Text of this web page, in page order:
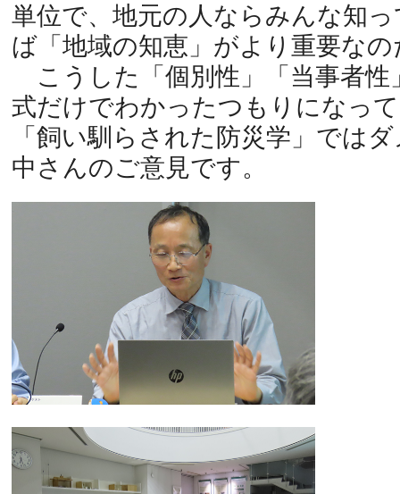
単位で、地元の人ならみんな知
ば「地域の知恵」がより重要な
こうした「個別性」「当事者性
式だけでわかったつもりになっ
「飼い馴らされた防災学」では
中さんのご意見です。